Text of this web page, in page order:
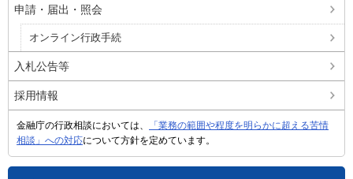
申請・届出・照会
オンライン行政手続
入札公告等
採用情報
金融庁の行政相談においては、
「業務の範囲や程度を明らかに超える苦情
相談」への対応について方針を定めています。